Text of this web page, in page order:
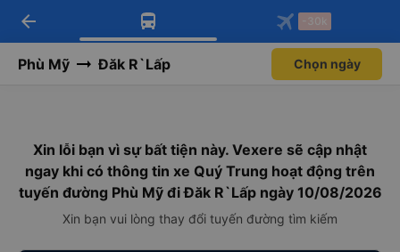
Tải app Vexere ngay!
Nhận ưu đãi thành viên độc
Mở app
Tải app Vexere
-30k/ghế khi đặt vé máy bay qua
Mở app
arrow_back -30k
Phù Mỹ Đăk R`Lấp Chọn ngày
Xin lỗi bạn vì sự bất tiện này. Vexere sẽ cập nhật
ngay khi có thông tin xe Quý Trung hoạt động trên
tuyến đường Phù Mỹ đi Đăk R`Lấp ngày 10/08/2026
Xin bạn vui lòng thay đổi tuyến đường tìm kiếm